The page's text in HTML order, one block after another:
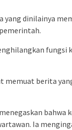
yang dinilainya
fungsi
memuat berita
bahwa
Ia